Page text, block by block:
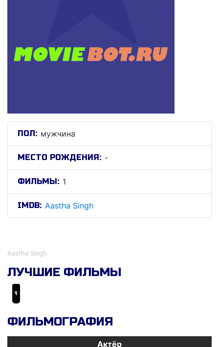
ПОЛ: мужчина
МЕСТО РОЖДЕНИЯ: -
ФИЛЬМЫ: 1
IMDB: Aastha Singh
Aastha Singh
ЛУЧШИЕ ФИЛЬМЫ
ФИЛЬМОГРАФИЯ
Актёр